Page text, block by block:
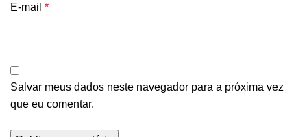
E-mail *
Salvar meus dados neste navegador para a próxima vez
que eu comentar.